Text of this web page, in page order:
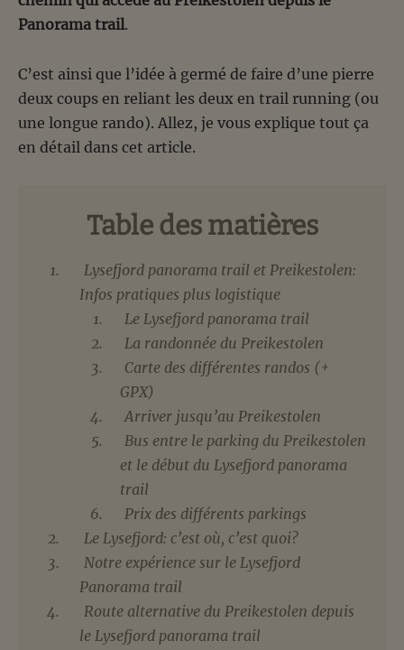
Panorama trail.
C’est ainsi que l’idée à germé de faire d’une pierre
deux coups en reliant les deux en trail running (ou
une longue rando). Allez, je vous explique tout ça
en détail dans cet article.
Table des matières
Lysefjord panorama trail et Preikestolen:
Infos pratiques plus logistique
Le Lysefjord panorama trail
La randonnée du Preikestolen
Carte des différentes randos (+
GPX)
Arriver jusqu’au Preikestolen
Bus entre le parking du Preikestolen
et le début du Lysefjord panorama
trail
Prix des différents parkings
Le Lysefjord: c’est où, c’est quoi?
Notre expérience sur le Lysefjord
Panorama trail
Route alternative du Preikestolen depuis
le Lysefjord panorama trail